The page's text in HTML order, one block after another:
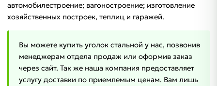
автомобилестроение; вагоностроение; изготовление
хозяйственных построек, теплиц и гаражей.
Вы можете купить уголок стальной у нас, позвонив
менеджерам отдела продаж или оформив заказ
через сайт. Так же наша компания предоставляет
услугу доставки по приемлемым ценам. Вам лишь